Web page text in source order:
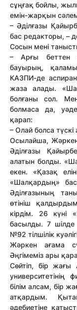
сұңғақ бойлы,
емін-жарқын
– Әділғазы
бас редакторы, –
Сосын мені
– Арғы беттен
бауырың,
КАЗПИ-де
жаза алады.
болғаны сол.
болмаса да,
қарап:
– Олай болса түскі
Осылайша,
Әділғазы
алатын болды.
екен. «Қазақ
«Шалқардың»
Әділғазының
өтініш
кірдім. 26 күні
басылды. 7 шілде
№92 тілшілік
Жәркен ағама
Әңгімеміз ары
Сөйтіп, бір жағы
университетінің
білім алсам, бір
атқардым.
әдебиетіне